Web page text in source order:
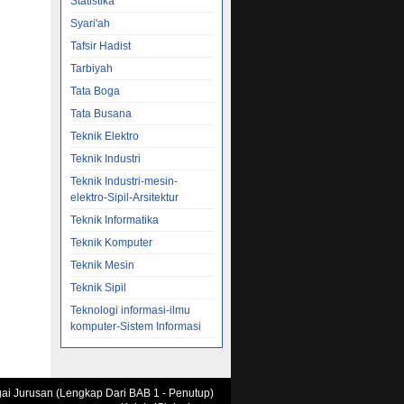
Syari'ah
Tafsir Hadist
Tarbiyah
Tata Boga
Tata Busana
Teknik Elektro
Teknik Industri
Teknik Industri-mesin-
elektro-Sipil-Arsitektur
Teknik Informatika
Teknik Komputer
Teknik Mesin
Teknik Sipil
Teknologi informasi-ilmu
komputer-Sistem Informasi
Jurusan (Lengkap Dari BAB 1 - Penutup)